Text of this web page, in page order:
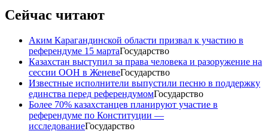
Сейчас читают
Аким Карагандинской области призвал к участию в
референдуме 15 мартаГосударство
Казахстан выступил за права человека и разоружение на
сессии ООН в ЖеневеГосударство
Известные исполнители выпустили песню в поддержку
единства перед референдумомГосударство
Более 70% казахстанцев планируют участие в
референдуме по Конституции —
исследованиеГосударство